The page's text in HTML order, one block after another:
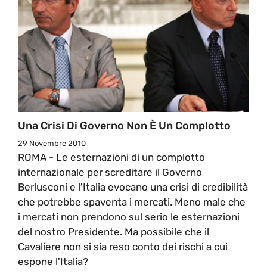
Una Crisi Di Governo Non È Un Complotto
29 Novembre 2010
ROMA - Le esternazioni di un complotto
internazionale per screditare il Governo
Berlusconi e l'Italia evocano una crisi di credibilità
che potrebbe spaventa i mercati. Meno male che
i mercati non prendono sul serio le esternazioni
del nostro Presidente. Ma possibile che il
Cavaliere non si sia reso conto dei rischi a cui
espone l'Italia?